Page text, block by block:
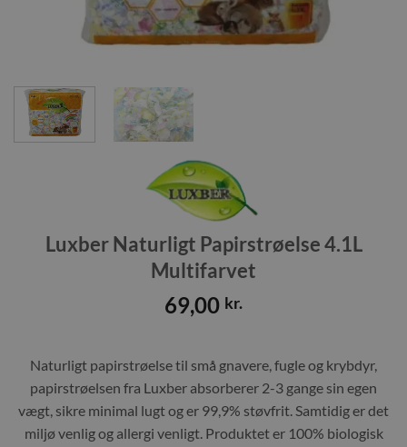
Luxber Naturligt Papirstrøelse 4.1L
Multifarvet
69,00 kr.
Naturligt papirstrøelse til små gnavere, fugle og krybdyr,
papirstrøelsen fra Luxber absorberer 2-3 gange sin egen
vægt, sikre minimal lugt og er 99,9% støvfrit. Samtidig er det
miljø venlig og allergi venligt. Produktet er 100% biologisk